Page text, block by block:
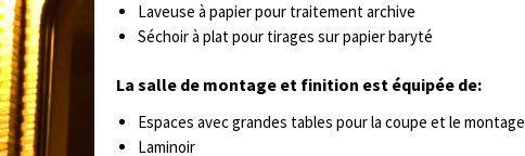
Laveuse à papier pour traitement archive
Séchoir à plat pour tirages sur papier baryté
La salle de montage et finition est équipée de:
Espaces avec grandes tables pour la coupe et le montage
Laminoir